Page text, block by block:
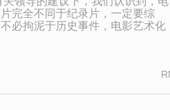
完全不同于纪录片，一定要综
必拘泥于历史事件，电影艺术化